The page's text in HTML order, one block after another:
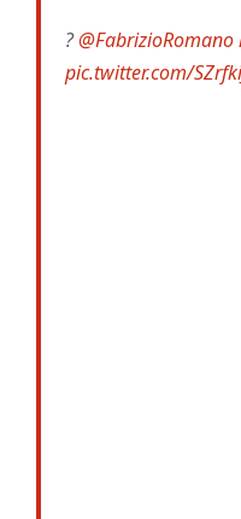
?@FabrizioRomano
pic.twitter.com/